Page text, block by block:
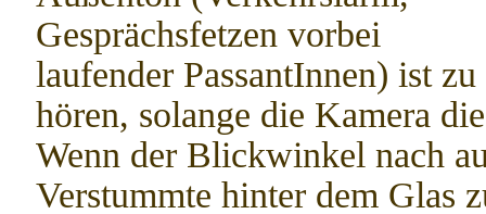
Gesprächsfetzen vorbei
laufender PassantInnen) ist zu
hören, solange die Kamera
Wenn der Blickwinkel nach
Verstummte hinter dem Glas